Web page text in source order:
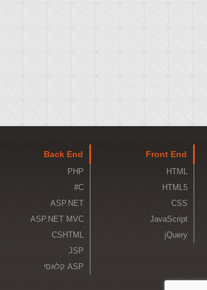
Front End
HTML
HTML5
CSS
JavaScript
jQuery
Back End
PHP
C#
ASP.NET
ASP.NET MVC
CSHTML
JSP
ASP קלאסי